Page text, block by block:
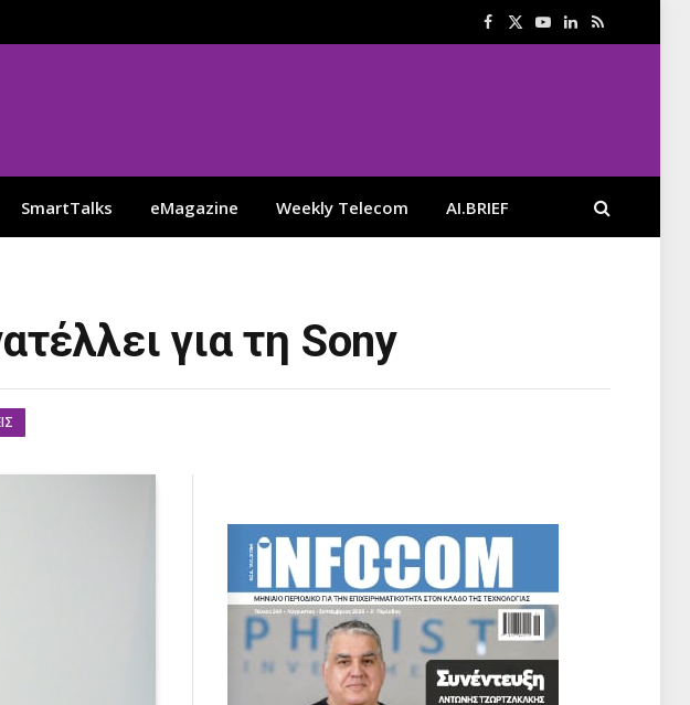
Facebook
X
YouTube
LinkedIn
RSS
SmartTalks eMagazine Weekly Telecom AI.BRIEF
για τη Sony